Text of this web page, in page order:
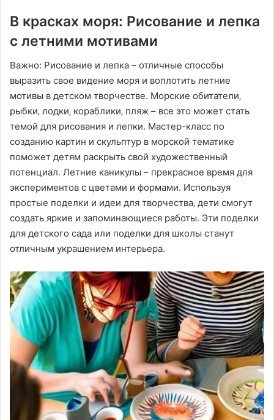
В красках моря: Рисование и лепка
с летними мотивами
Важно: Рисование и лепка – отличные способы
выразить свое видение моря и воплотить летние
мотивы в детском творчестве. Морские обитатели‚
рыбки‚ лодки‚ кораблики‚ пляж – все это может стать
темой для рисования и лепки. Мастер-класс по
созданию картин и скульптур в морской тематике
поможет детям раскрыть свой художественный
потенциал. Летние каникулы – прекрасное время для
экспериментов с цветами и формами. Используя
простые поделки и идеи для творчества‚ дети смогут
создать яркие и запоминающиеся работы. Эти поделки
для детского сада или поделки для школы станут
отличным украшением интерьера.